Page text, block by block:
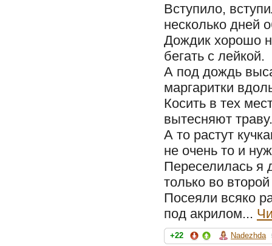
Вступило,
несколько дней
Дождик хорошо
бегать с лейкой.
А под дождь
маргаритки
Косить в тех
вытесняют
А то растут
не очень то и
Переселилась я
только во
Посеяли всяко
под акрилом...
+22 Nadezhda